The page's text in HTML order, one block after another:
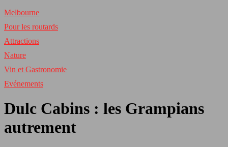
Melbourne
Pour les routards
Attractions
Nature
Vin et Gastronomie
Evénements
Dulc Cabins : les Grampians
autrement